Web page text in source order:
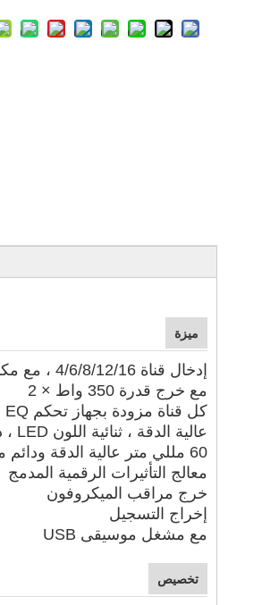
ميزة
إدخال قناة 4/6/8/12/16 ، مع مكبر ميكروفون عالي الجودة
مع خرج قدرة 350 واط × 2
كل قناة مزودة بجهاز تحكم EQ عالي / متوسط ​​/ منخفض ، مع 7 نطاقات × 2 رسم EQ ومدخل أحادي ، ومدخل استريو
عالية الدقة ، ثنائية اللون LED ، دقة التحكم في مستوى الإخراج
60 مللي متر عالية الدقة ودائم مخفف قضيب الدفع
معالج التأثيرات الرقمية المدمج
خرج مراقب الميكروفون
إخراج التسجيل
مع مشغل موسيقى USB
تخصيص